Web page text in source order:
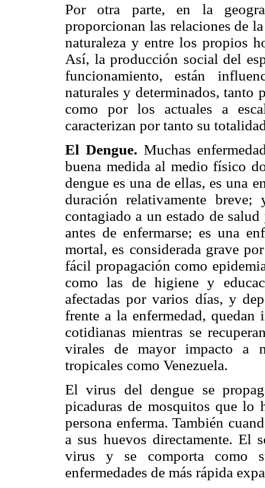
Por otra parte, en la
proporcionan las relaciones de
naturaleza y entre los propios
Así, la producción social del
funcionamiento, están
naturales y determinados, tanto
como por los actuales a
caracterizan por tanto su
El Dengue. Muchas
buena medida al medio físico
dengue es una de ellas, es una
duración relativamente
contagiado a un estado de
antes de enfermarse; es una
mortal, es considerada grave
fácil propagación como
como las de higiene y
afectadas por varios días, y
frente a la enfermedad, quedan
cotidianas mientras se
virales de mayor impacto a
tropicales como Venezuela.
El virus del dengue se
picaduras de mosquitos que lo
persona enferma. También
a sus huevos directamente. El
virus y se comporta como
enfermedades de más rápida